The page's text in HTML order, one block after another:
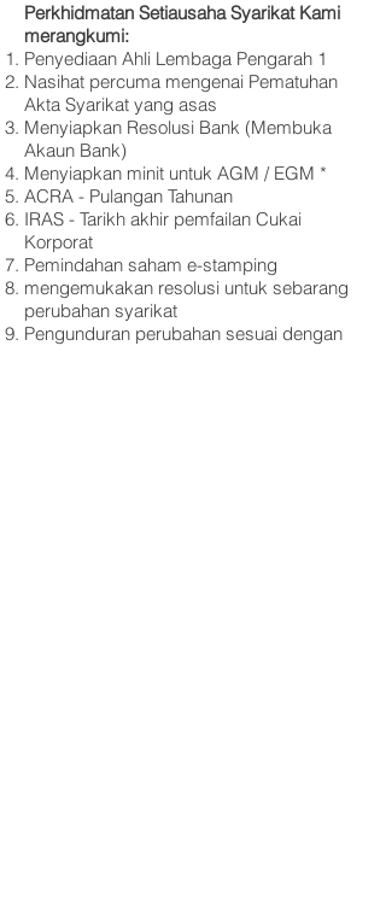
Perkhidmatan Setiausaha Syarikat Kami
merangkumi:
Penyediaan Ahli Lembaga Pengarah 1
Nasihat percuma mengenai Pematuhan
Akta Syarikat yang asas
Menyiapkan Resolusi Bank (Membuka
Akaun Bank)
Menyiapkan minit untuk AGM / EGM *
ACRA - Pulangan Tahunan
IRAS - Tarikh akhir pemfailan Cukai
Korporat
Pemindahan saham e-stamping
mengemukakan resolusi untuk sebarang
perubahan syarikat
Pengunduran perubahan sesuai dengan